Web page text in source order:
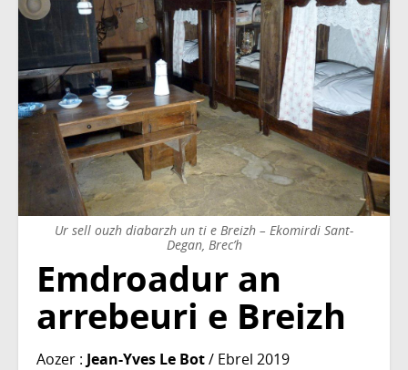
Ur sell ouzh diabarzh un ti e Breizh – Ekomirdi Sant-
Degan, Brec’h
Emdroadur an
arrebeuri e Breizh
Aozer : Jean-Yves Le Bot/ Ebrel 2019